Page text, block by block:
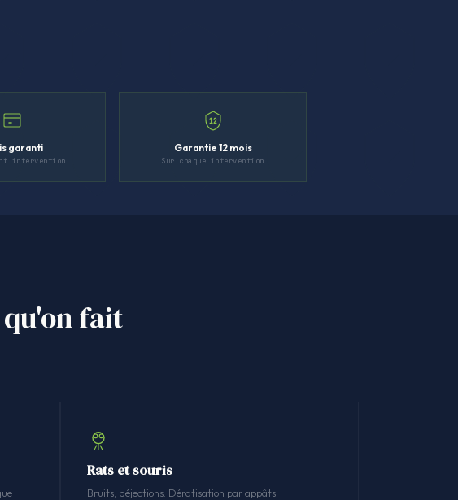
garanti
intervention
12
Garantie 12 mois
Sur chaque intervention
fait
Rats et souris
Bruits, déjections. Dératisation par appâts +